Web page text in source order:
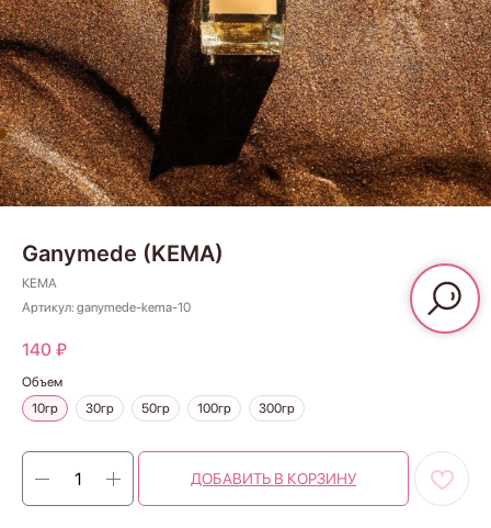
Ganymede (KEMA)
КЕМА
Артикул: ganymede-kema-10
140 ₽
Объем
10гр
30гр 50гр 100гр 300гр
ДОБАВИТЬ В КОРЗИНУ